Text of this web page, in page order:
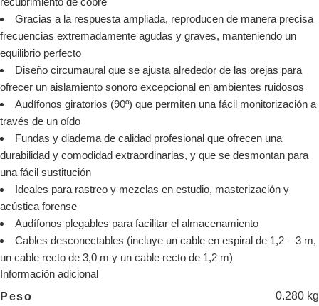
Gracias a la respuesta ampliada, reproducen de manera precisa
frecuencias extremadamente agudas y graves, manteniendo un
equilibrio perfecto
Diseño circumaural que se ajusta alrededor de las orejas para
ofrecer un aislamiento sonoro excepcional en ambientes ruidosos
Audífonos giratorios (90º) que permiten una fácil monitorización a
través de un oído
Fundas y diadema de calidad profesional que ofrecen una
durabilidad y comodidad extraordinarias, y que se desmontan para
una fácil sustitución
Ideales para rastreo y mezclas en estudio, masterización y
acústica forense
Audífonos plegables para facilitar el almacenamiento
Cables desconectables (incluye un cable en espiral de 1,2 – 3 m,
un cable recto de 3,0 m y un cable recto de 1,2 m)
Información adicional
Peso 0.280 kg